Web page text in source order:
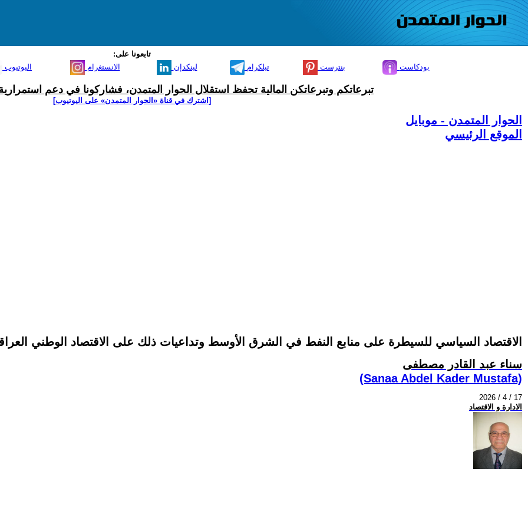
تابعونا على:
اليوتيوب
الانستغرام لينكدإن تيلكرام بنترست بودكاست
تبرعاتكم وتبرعاتكن المالية تحفظ استقلال الحوار المتمدن، فشاركونا في دعم
[اشترك في قناة ‫«الحوار المتمدن» على اليوتيوب]
الحوار المتمدن - موبايل
الموقع الرئيسي
الاقتصاد السياسي للسيطرة على منابع النفط في الشرق الأوسط وتداعيات ذلك على الاقتصاد الوطني
سناء عبد القادر مصطفى
(Sanaa Abdel Kader Mustafa)
2026 / 4 / 17
الادارة و الاقتصاد